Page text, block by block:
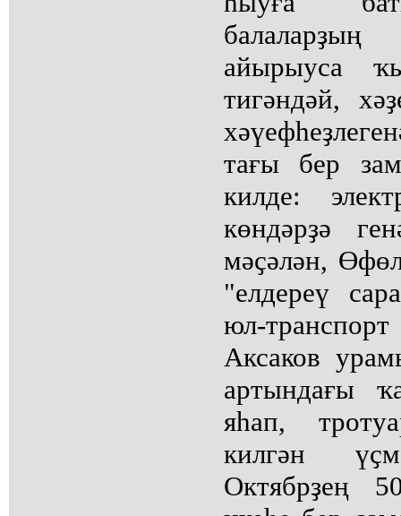
айырыуса
тигәндәй,
тағы бер
килде:
көндәрҙә
мәҫәлән,
"елдереү
юл-
Аксаков
артындағы
яһап,
килгән
Октябрҙең